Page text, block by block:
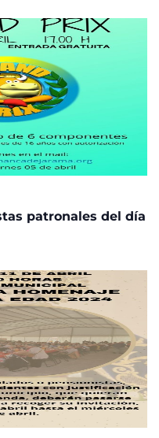
patronales del día